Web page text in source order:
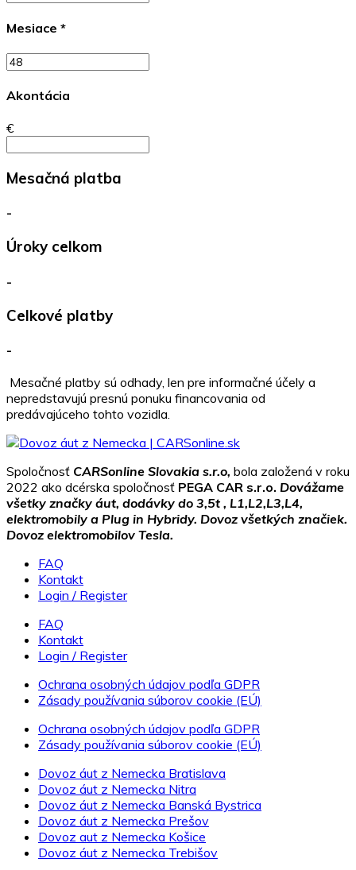
Mesiace *
Akontácia
€
Mesačná platba
-
Úroky celkom
-
Celkové platby
-
Mesačné platby sú odhady, len pre informačné účely a
nepredstavujú presnú ponuku financovania od
predávajúceho tohto vozidla.
Spoločnosť CARSonline Slovakia s.r.o, bola založená v roku
2022 ako dcérska spoločnosť PEGA CAR s.r.o. Dovážame
všetky značky áut, dodávky do 3,5t , L1,L2,L3,L4,
elektromobily a Plug in Hybridy. Dovoz všetkých značiek.
Dovoz elektromobilov Tesla.
FAQ
Kontakt
Login / Register
FAQ
Kontakt
Login / Register
Ochrana osobných údajov podľa GDPR
Zásady používania súborov cookie (EÚ)
Ochrana osobných údajov podľa GDPR
Zásady používania súborov cookie (EÚ)
Dovoz áut z Nemecka Bratislava
Dovoz áut z Nemecka Nitra
Dovoz áut z Nemecka Banská Bystrica
Dovoz áut z Nemecka Prešov
Dovoz aut z Nemecka Košice
Dovoz áut z Nemecka Trebišov